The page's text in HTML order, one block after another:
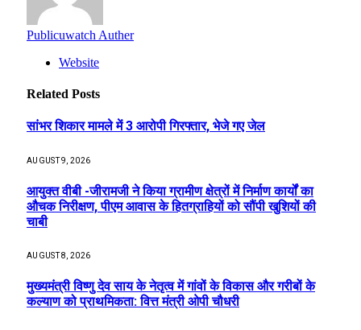
Publicuwatch Auther
Website
Related Posts
सांभर शिकार मामले में 3 आरोपी गिरफ्तार, भेजे गए जेल
AUGUST 9, 2026
आयुक्त वीबी -जीरामजी ने किया ग्रामीण क्षेत्रों में निर्माण कार्यों का
औचक निरीक्षण, पीएम आवास के हितग्राहियों को सौंपी खुशियों की
चाबी
AUGUST 8, 2026
मुख्यमंत्री विष्णु देव साय के नेतृत्व में गांवों के विकास और गरीबों के
कल्याण को प्राथमिकता: वित्त मंत्री ओपी चौधरी